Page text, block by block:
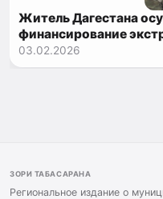
Житель Дагестана
03.02.2026
ЗОРИ ТАБАСАРАНА
Региональное издание о